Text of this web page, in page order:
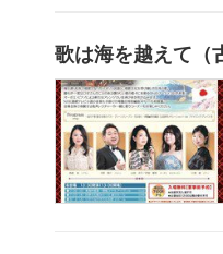
歌は海を越えて（